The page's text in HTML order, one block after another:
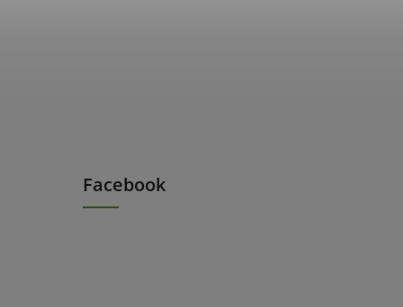
Facebook